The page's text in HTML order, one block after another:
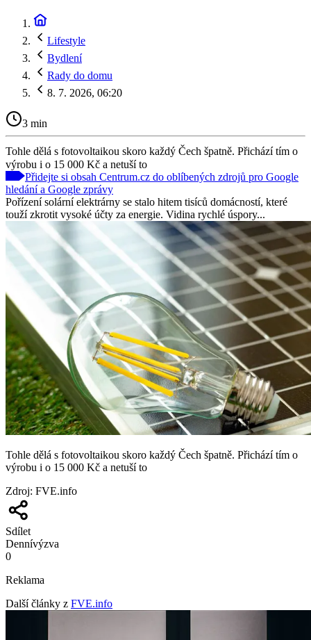
Lifestyle
Bydlení
Rady do domu
8. 7. 2026, 06:20
3 min
Tohle dělá s fotovoltaikou skoro každý Čech špatně. Přichází tím o
výrobu i o 15 000 Kč a netuší to
Přidejte si obsah Centrum.cz do oblíbených zdrojů pro Google
hledání a Google zprávy
Pořízení solární elektrárny se stalo hitem tisíců domácností, které
touží zkrotit vysoké účty za energie. Vidina rychlé úspory...
Tohle dělá s fotovoltaikou skoro každý Čech špatně. Přichází tím o
výrobu i o 15 000 Kč a netuší to
Zdroj: FVE.info
Sdílet
Dennívýzva
0
Reklama
Další články z FVE.info